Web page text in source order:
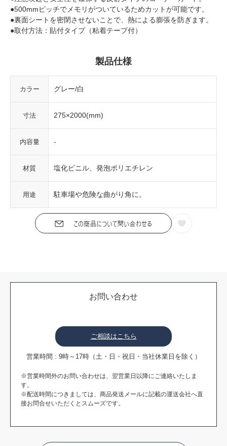
●500mmピッチでメモリがついているためカットが可能です。
●裏面シートを密閉させないことで、熱による膨張を防ぎます。
●取付方法：貼付タイプ（粘着テープ付）
製品仕様
カラー グレー/白
寸法 275×2000(mm)
内容量 -
材質 塩化ビニル、発泡ポリエチレン
用途 駐車場や危険な曲がり角に。
お問い合わせ
ご相談はこちら
営業時間 : 9時～17時（土・日・祝日・当社休業日を除く）
※営業時間外のお問い合わせは、翌営業日以降にご連絡いたしま
す。
※配送時間につきましては、商品発送メールに記載の運送会社へ直
接お問合せいただくとスムーズです。